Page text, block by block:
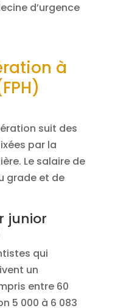
d’urgence
à
suit des
par la
Le salaire de
grade et de
junior
qui
un
entre 60
5 000 à 6 083